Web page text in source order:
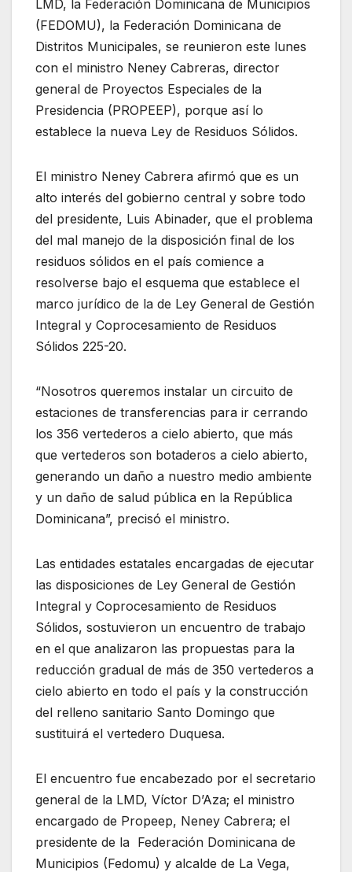
LMD, la Federación Dominicana de Municipios
(FEDOMU), la Federación Dominicana de
Distritos Municipales, se reunieron este lunes
con el ministro Neney Cabreras, director
general de Proyectos Especiales de la
Presidencia (PROPEEP), porque así lo
establece la nueva Ley de Residuos Sólidos.
El ministro Neney Cabrera afirmó que es un
alto interés del gobierno central y sobre todo
del presidente, Luis Abinader, que el problema
del mal manejo de la disposición final de los
residuos sólidos en el país comience a
resolverse bajo el esquema que establece el
marco jurídico de la de Ley General de Gestión
Integral y Coprocesamiento de Residuos
Sólidos 225-20.
“Nosotros queremos instalar un circuito de
estaciones de transferencias para ir cerrando
los 356 vertederos a cielo abierto, que más
que vertederos son botaderos a cielo abierto,
generando un daño a nuestro medio ambiente
y un daño de salud pública en la República
Dominicana”, precisó el ministro.
Las entidades estatales encargadas de ejecutar
las disposiciones de Ley General de Gestión
Integral y Coprocesamiento de Residuos
Sólidos, sostuvieron un encuentro de trabajo
en el que analizaron las propuestas para la
reducción gradual de más de 350 vertederos a
cielo abierto en todo el país y la construcción
del relleno sanitario Santo Domingo que
sustituirá el vertedero Duquesa.
El encuentro fue encabezado por el secretario
general de la LMD, Víctor D’Aza; el ministro
encargado de Propeep, Neney Cabrera; el
presidente de la Federación Dominicana de
Municipios (Fedomu) y alcalde de La Vega,